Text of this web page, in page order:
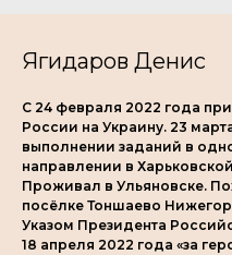
Ягидаров Денис
С 24 февраля 2022 года
России на Украину. 23
выполнении заданий в
направлении в
Проживал в Ульяновске.
посёлке Тоншаево
Указом Президента
18 апреля 2022 года «за